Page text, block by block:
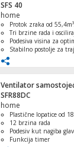
SFS 40
home
Protok zraka od
Tri brzine rada i
Podesiva visina za
Stabilno postolje za
Ventilator
SFR88DC
home
Plastične lopatice od
12 brzina rada
Podesiv kut nagiba
Funkcija timer